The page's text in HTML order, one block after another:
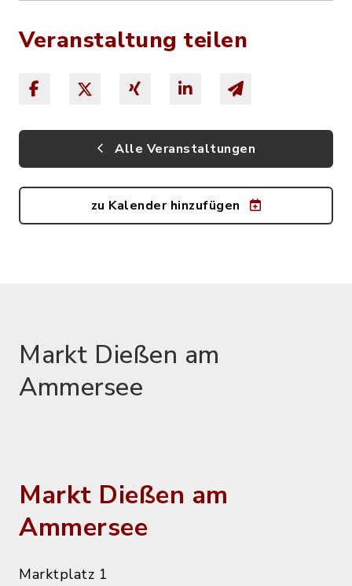
Veranstaltung teilen
Alle Veranstaltungen
zu Kalender hinzufügen
Markt Dießen am
Ammersee
Markt Dießen am
Ammersee
Marktplatz 1